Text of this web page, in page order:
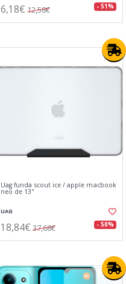
6,18€ 12,58€ - 51%
Uag funda scout ice / apple macbook
neo de 13"
UAG
18,84€ 37,68€ - 50%